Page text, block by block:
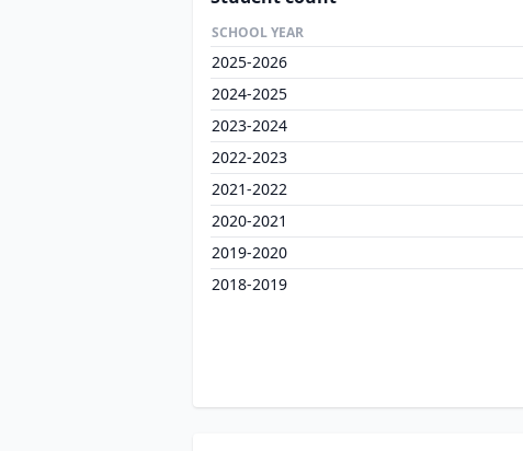
SCHOOL YEAR
2025-2026
2024-2025
2023-2024
2022-2023
2021-2022
2020-2021
2019-2020
2018-2019